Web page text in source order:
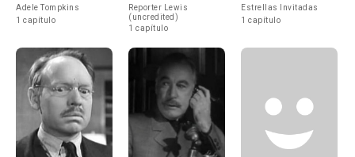
Adele Tompkins
1 capítulo
Reporter Lewis
(uncredited)
1 capítulo
Estrellas Invitadas
1 capítulo